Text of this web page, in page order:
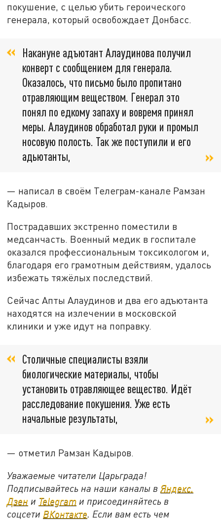
покушение, с целью убить героического
генерала, который освобождает Донбасс.
Накануне адъютант Алаудинова получил
конверт с сообщением для генерала.
Оказалось, что письмо было пропитано
отравляющим веществом. Генерал это
понял по едкому запаху и вовремя принял
меры. Алаудинов обработал руки и промыл
носовую полость. Так же поступили и его
адьютанты,
— написал в своём Телеграм-канале Рамзан
Кадыров.
Пострадавших экстренно поместили в
медсанчасть. Военный медик в госпитале
оказался профессиональным токсикологом и,
благодаря его грамотным действиям, удалось
избежать тяжёлых последствий.
Сейчас Апты Алаудинов и два его адъютанта
находятся на излечении в московской
клиники и уже идут на поправку.
Столичные специалисты взяли
биологические материалы, чтобы
установить отравляющее вещество. Идёт
расследование покушения. Уже есть
начальные результаты,
— отметил Рамзан Кадыров.
Уважаемые читатели Царьграда!
Подписывайтесь на наши каналы вЯндекс.
Дзен и Telegram и присоединяйтесь в
соцсети ВКонтакте. Если вам есть чем